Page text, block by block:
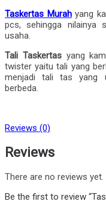
Taskertas Murah yang
pcs, sehingga nilainya
usaha.
Tali Taskertasyang
twister yaitu tali yang
menjadi tali tas yang
berbeda.
Reviews (0)
Reviews
There are no reviews yet.
Be the first to review